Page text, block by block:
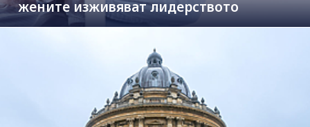
жените изживяват лидерството